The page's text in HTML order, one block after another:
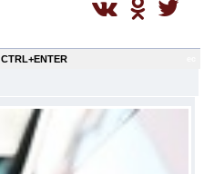
CTRL+ENTER